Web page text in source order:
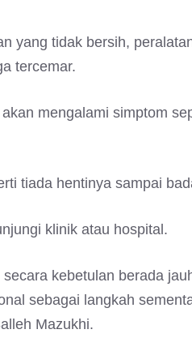
yang tidak bersih,
tercemar.
mengalami simptom
tiada hentinya sampai
klinik atau hospital.
kebetulan berada
sebagai langkah
Mazukhi.